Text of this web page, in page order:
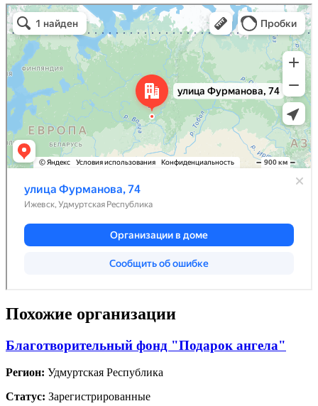
Похожие организации
Благотворительный фонд "Подарок ангела"
Регион: Удмуртская Республика
Статус: Зарегистрированные